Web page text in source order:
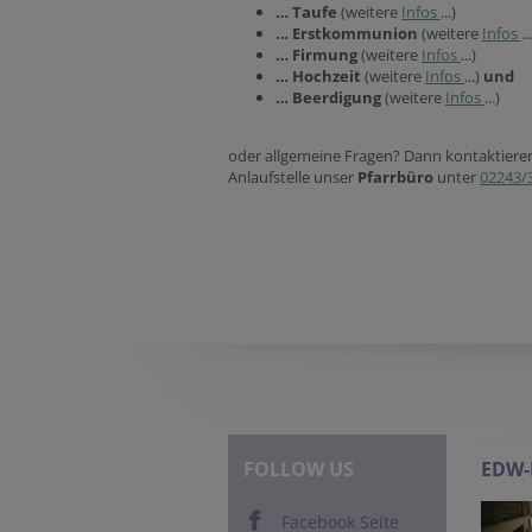
… Taufe (weitere Infos ...)
… Erstkommunion (weitere Infos
… Firmung(weitere Infos ...)
… Hochzeit (weitere Infos ...) und
… Beerdigung(weitere Infos ...)
oder allgemeine Fragen? Dann
Anlaufstelle unser Pfarrbüro unter02243/
FOLLOW US
Facebook Seite